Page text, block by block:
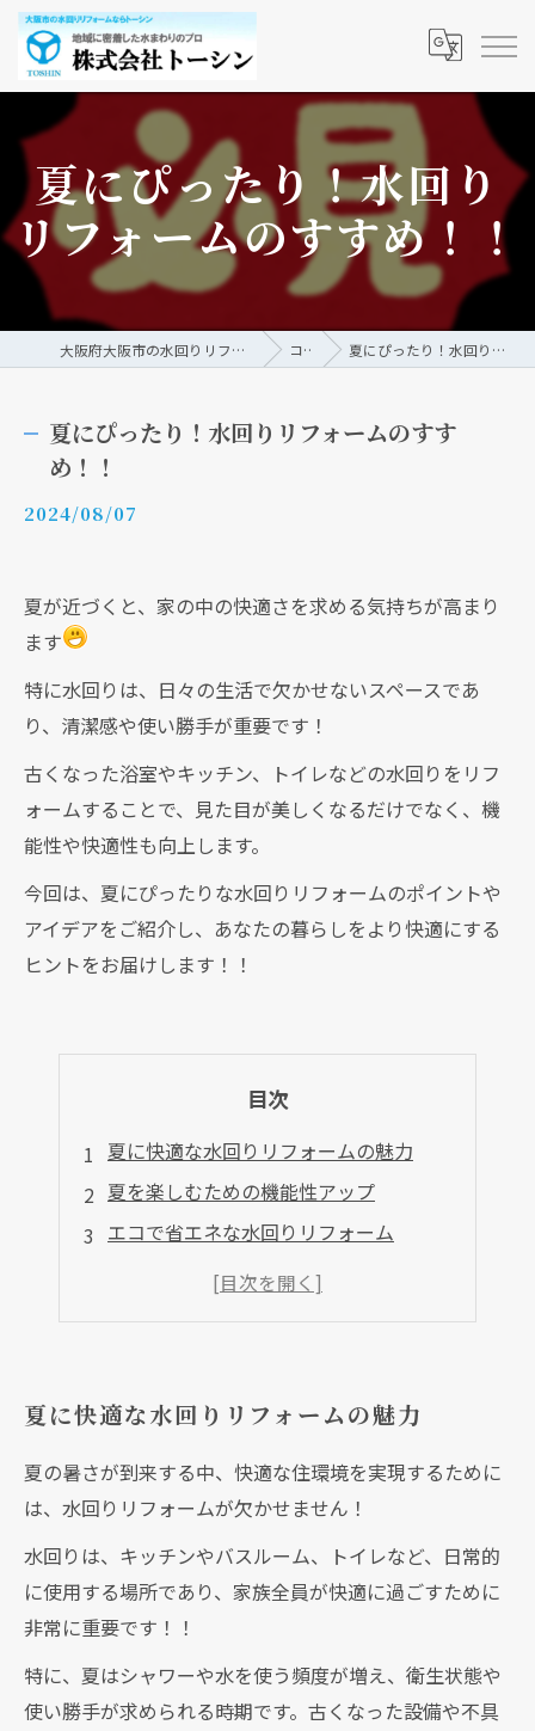
夏にぴったり！水回り
リフォームのすすめ！！
大阪府大阪市の水回りリフォームなら株式会社トーシン コラム 夏にぴったり！水回りリフォームのすすめ！！
夏にぴったり！水回りリフォームのすす
め！！
2024/08/07
夏が近づくと、家の中の快適さを求める気持ちが高まり
ます
特に水回りは、日々の生活で欠かせないスペースであ
り、清潔感や使い勝手が重要です！
古くなった浴室やキッチン、トイレなどの水回りをリフ
ォームすることで、見た目が美しくなるだけでなく、機
能性や快適性も向上します。
今回は、夏にぴったりな水回りリフォームのポイントや
アイデアをご紹介し、あなたの暮らしをより快適にする
ヒントをお届けします！！
目次
夏に快適な水回りリフォームの魅力
夏を楽しむための機能性アップ
エコで省エネな水回りリフォーム
リフォームによるプラスアルファの価値
夏に快適な水回りリフォームの魅力
夏の暑さが到来する中、快適な住環境を実現するために
は、水回りリフォームが欠かせません！
水回りは、キッチンやバスルーム、トイレなど、日常的
に使用する場所であり、家族全員が快適に過ごすために
非常に重要です！！
特に、夏はシャワーや水を使う頻度が増え、衛生状態や
使い勝手が求められる時期です。古くなった設備や不具